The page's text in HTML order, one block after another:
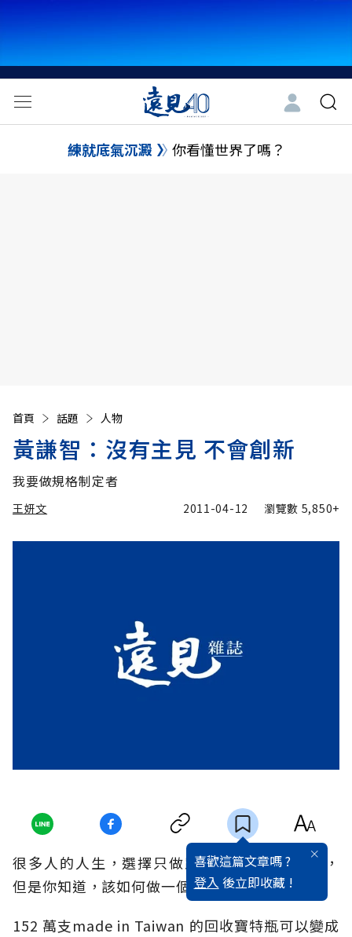
練就底氣沉澱 你看懂世界了嗎？
首頁 話題 人物
黃謙智：沒有主見 不會創新
我要做規格制定者
王妍文 2011-04-12 瀏覽數 5,850+
喜歡這篇文章嗎 ?
登入 後立即收藏 !
很多人的人生，選擇只做跟隨者（follow）者，
但是你知道，該如何做一個規格制訂者？
152 萬支made in Taiwan 的回收寶特瓶可以變成